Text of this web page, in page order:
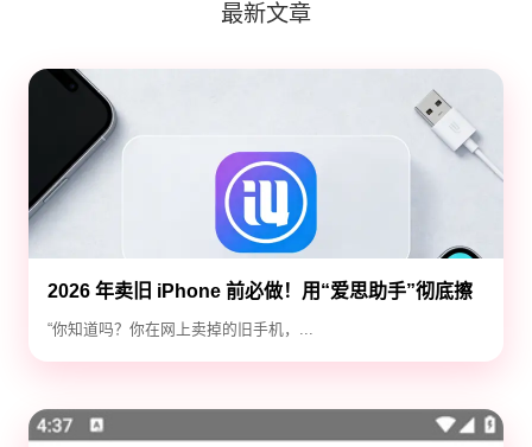
最新文章
2026 年卖旧 iPhone 前必做！用“爱思助手”彻底擦
除隐私，防止数据泄露
“你知道吗？你在网上卖掉的旧手机，...